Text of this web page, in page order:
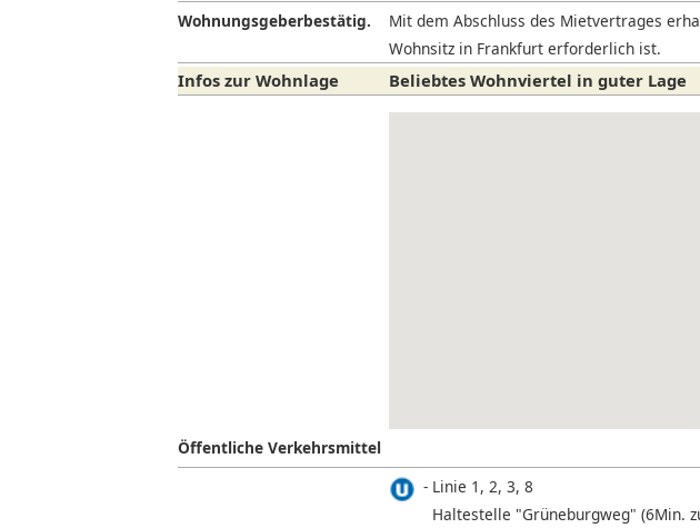
Wohnungsgeberbestätig.
Mit dem Abschluss des Mietvertrages
Wohnsitz in Frankfurt erforderlich ist.
Infos zur Wohnlage Beliebtes Wohnviertel in guter Lage
Öffentliche Verkehrsmittel
Linie 1, 2, 3, 8
Haltestelle "Grüneburgweg" (6Min.